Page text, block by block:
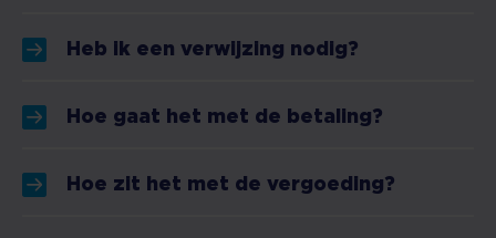
Heb ik een verwijzing nodig?
Hoe gaat het met de betaling?
Hoe zit het met de vergoeding?